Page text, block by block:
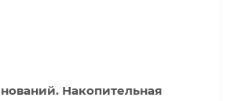
Накопительная